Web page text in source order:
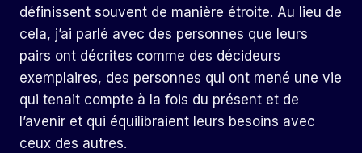
définissent souvent de manière étroite. Au lieu de
cela, j’ai parlé avec des personnes que leurs
pairs ont décrites comme des décideurs
exemplaires, des personnes qui ont mené une vie
qui tenait compte à la fois du présent et de
l’avenir et qui équilibraient leurs besoins avec
ceux des autres.